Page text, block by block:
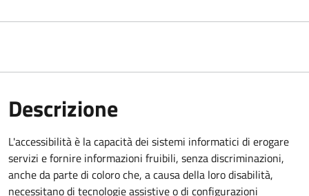
Descrizione
L'accessibilità è la capacità dei sistemi informatici di erogare
servizi e fornire informazioni fruibili, senza discriminazioni,
anche da parte di coloro che, a causa della loro disabilità,
necessitano di tecnologie assistive o di configurazioni